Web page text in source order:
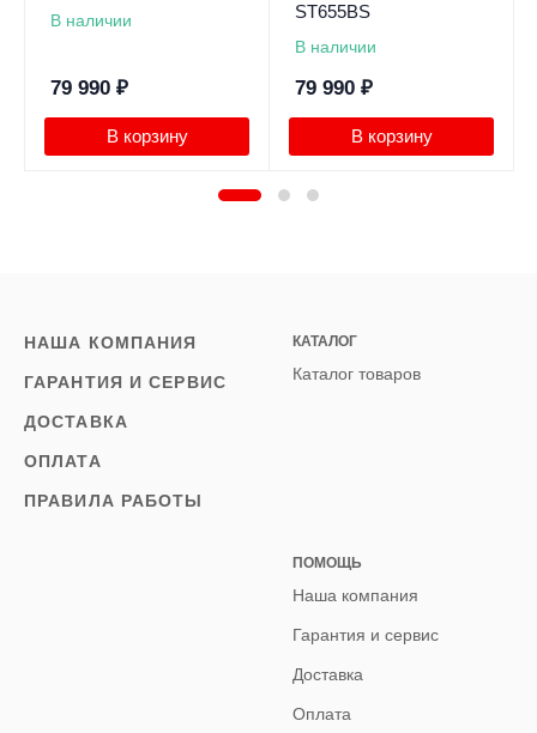
В наличии
79 990 ₽
В корзину
ST655BS
В наличии
79 990 ₽
В корзину
НАША КОМПАНИЯ
ГАРАНТИЯ И СЕРВИС
ДОСТАВКА
ОПЛАТА
ПРАВИЛА РАБОТЫ
КАТАЛОГ
Каталог товаров
ПОМОЩЬ
Наша компания
Гарантия и сервис
Доставка
Оплата